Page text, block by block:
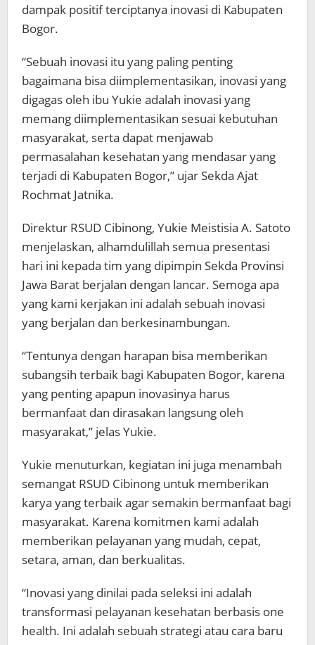
dampak positif terciptanya inovasi di Kabupaten
Bogor.
“Sebuah inovasi itu yang paling penting
bagaimana bisa diimplementasikan, inovasi yang
digagas oleh ibu Yukie adalah inovasi yang
memang diimplementasikan sesuai kebutuhan
masyarakat, serta dapat menjawab
permasalahan kesehatan yang mendasar yang
terjadi di Kabupaten Bogor,” ujar Sekda Ajat
Rochmat Jatnika.
Direktur RSUD Cibinong, Yukie Meistisia A. Satoto
menjelaskan, alhamdulillah semua presentasi
hari ini kepada tim yang dipimpin Sekda Provinsi
Jawa Barat berjalan dengan lancar. Semoga apa
yang kami kerjakan ini adalah sebuah inovasi
yang berjalan dan berkesinambungan.
“Tentunya dengan harapan bisa memberikan
subangsih terbaik bagi Kabupaten Bogor, karena
yang penting apapun inovasinya harus
bermanfaat dan dirasakan langsung oleh
masyarakat,” jelas Yukie.
Yukie menuturkan, kegiatan ini juga menambah
semangat RSUD Cibinong untuk memberikan
karya yang terbaik agar semakin bermanfaat bagi
masyarakat. Karena komitmen kami adalah
memberikan pelayanan yang mudah, cepat,
setara, aman, dan berkualitas.
“Inovasi yang dinilai pada seleksi ini adalah
transformasi pelayanan kesehatan berbasis one
health. Ini adalah sebuah strategi atau cara baru